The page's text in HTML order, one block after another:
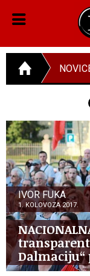
IVOR FUKA
1. KOLOVOZA 2017.